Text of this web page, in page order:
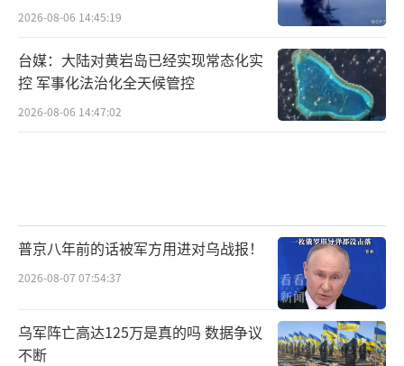
2026-08-06 14:45:19
台媒：大陆对黄岩岛已经实现常态化实
控 军事化法治化全天候管控
2026-08-06 14:47:02
普京八年前的话被军方用进对乌战报！
2026-08-07 07:54:37
乌军阵亡高达125万是真的吗 数据争议
不断